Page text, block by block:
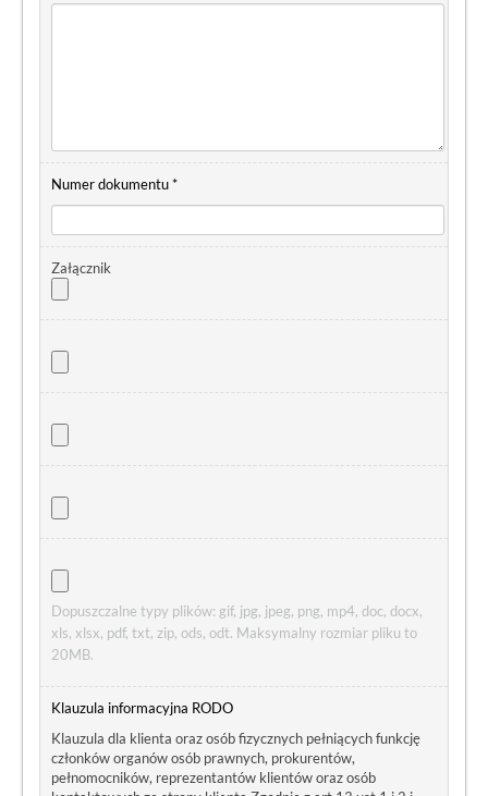
Numer dokumentu *
Załącznik
Dopuszczalne typy plików: gif, jpg, jpeg, png, mp4, doc, docx,
xls, xlsx, pdf, txt, zip, ods, odt. Maksymalny rozmiar pliku to
20MB.
Klauzula informacyjna RODO
Klauzula dla klienta oraz osób fizycznych pełniących funkcję
członków organów osób prawnych, prokurentów,
pełnomocników, reprezentantów klientów oraz osób